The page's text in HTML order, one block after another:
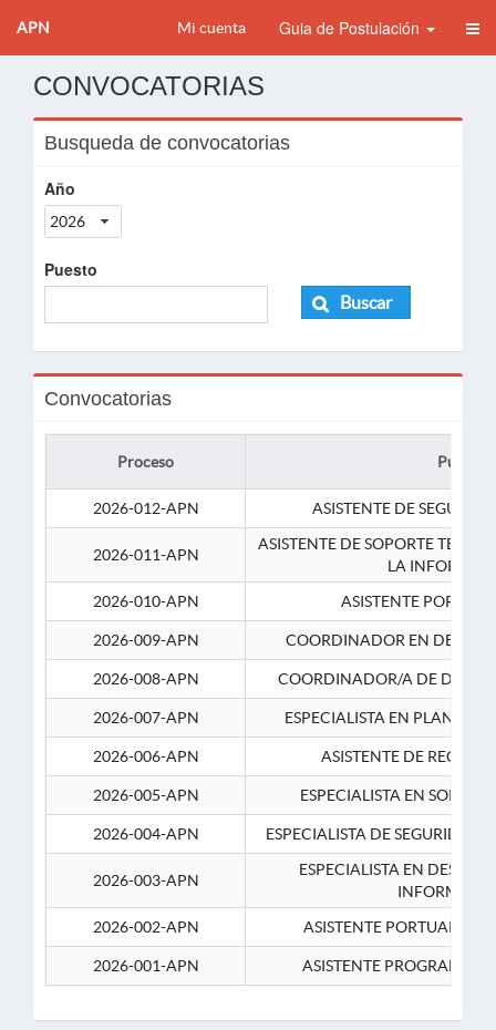
APN Mi cuenta Guia de Postulación
CONVOCATORIAS
Busqueda de convocatorias
Año
2026
Puesto
Buscar
Convocatorias
Proceso Puesto
2026-012-APN ASISTENTE DE
2026-011-APN
ASISTENTE DE SOPORTE
LA
2026-010-APN
ASISTENTE
2026-009-APN COORDINADOR EN
2026-008-APN COORDINADOR/A DE
2026-007-APN ESPECIALISTA EN
2026-006-APN ASISTENTE DE
2026-005-APN ESPECIALISTA EN
2026-004-APN ESPECIALISTA DE SEGURIDAD
2026-003-APN
ESPECIALISTA EN
2026-002-APN
ASISTENTE PORTUARIO 2-
2026-001-APN ASISTENTE